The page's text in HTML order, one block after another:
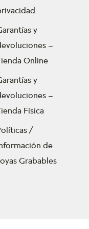
y
–
Online
y
–
Física
/
de
Grabables